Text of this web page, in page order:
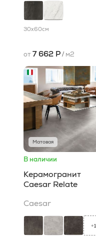
30x60см
от 7 662 Р/ м2
Матовая
В наличии
Керамогранит
Caesar Relate
Caesar
+1